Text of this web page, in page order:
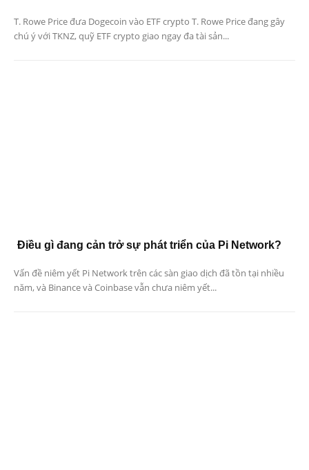
T. Rowe Price đưa Dogecoin vào ETF crypto T. Rowe Price đang gây
chú ý với TKNZ, quỹ ETF crypto giao ngay đa tài sản...
Điều gì đang cản trở sự phát triển của Pi Network?
Vấn đề niêm yết Pi Network trên các sàn giao dịch đã tồn tại nhiều
năm, và Binance và Coinbase vẫn chưa niêm yết...